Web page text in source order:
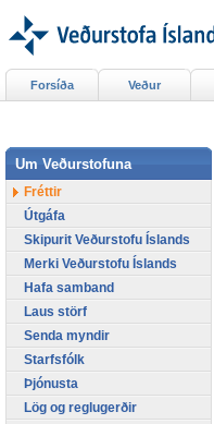
Forsíða Veður
Um Veðurstofuna
Fréttir
Útgáfa
Skipurit Veðurstofu Íslands
Merki Veðurstofu Íslands
Hafa samband
Laus störf
Senda myndir
Starfsfólk
Þjónusta
Lög og reglugerðir